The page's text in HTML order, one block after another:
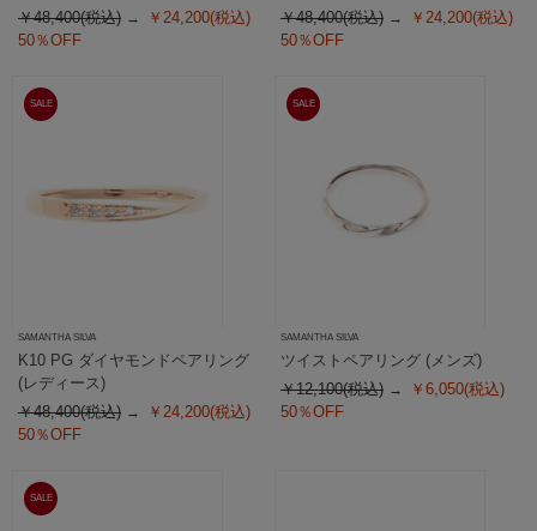
￥48,400(税込)
￥24,200(税込)
50％OFF
￥48,400(税込)
￥24,200(税込)
50％OFF
SALE
SAMANTHA SILVA
K10 PG ダイヤモンドペアリング
(レディース)
￥48,400(税込)
￥24,200(税込)
50％OFF
SALE
SAMANTHA SILVA
ツイストペアリング (メンズ)
￥12,100(税込)
￥6,050(税込)
50％OFF
SALE